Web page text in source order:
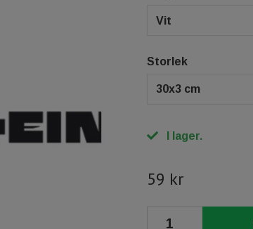
Vit
Storlek
30x3 cm
I lager.
59 kr